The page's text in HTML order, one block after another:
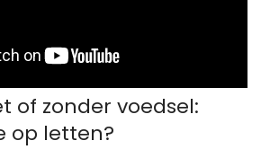
of zonder voedsel:
op letten?